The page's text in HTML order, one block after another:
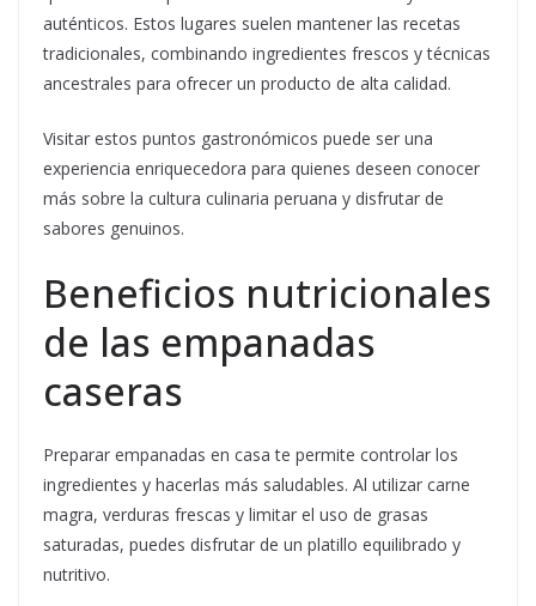
auténticos. Estos lugares suelen mantener las recetas
tradicionales, combinando ingredientes frescos y técnicas
ancestrales para ofrecer un producto de alta calidad.
Visitar estos puntos gastronómicos puede ser una
experiencia enriquecedora para quienes deseen conocer
más sobre la cultura culinaria peruana y disfrutar de
sabores genuinos.
Beneficios nutricionales
de las empanadas
caseras
Preparar empanadas en casa te permite controlar los
ingredientes y hacerlas más saludables. Al utilizar carne
magra, verduras frescas y limitar el uso de grasas
saturadas, puedes disfrutar de un platillo equilibrado y
nutritivo.